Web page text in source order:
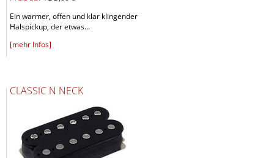
Ein warmer, offen und klar klingender
Halspickup, der etwas...
[mehr Infos]
CLASSIC N NECK